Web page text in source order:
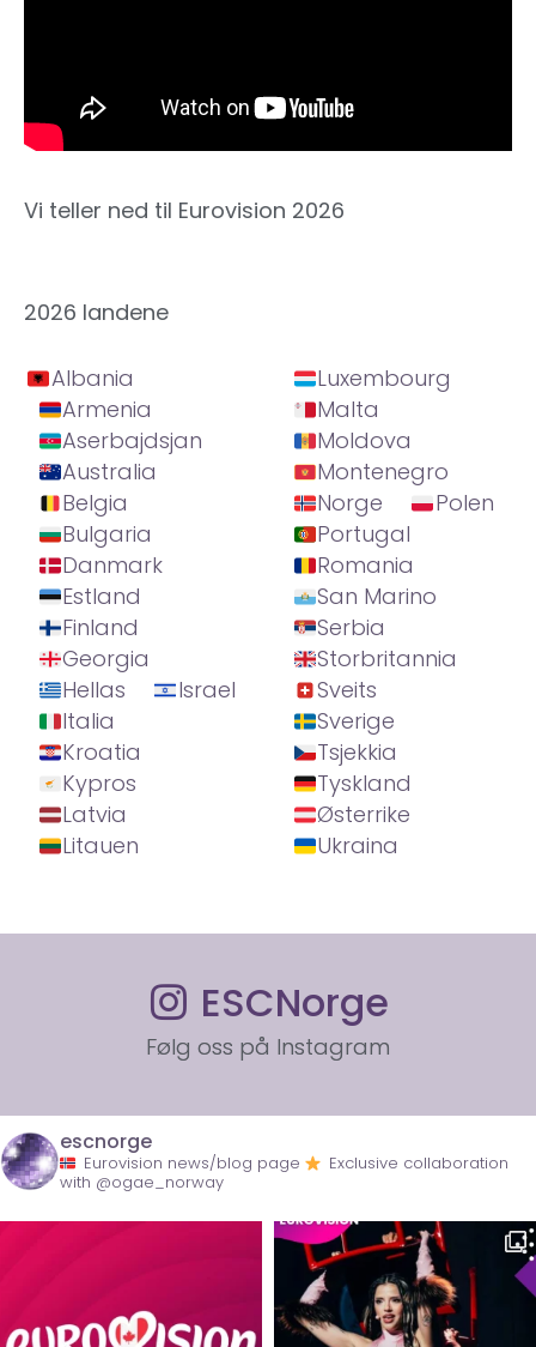
Vi teller ned til Eurovision 2026
2026 landene
Albania
Armenia
Aserbajdsjan
Australia
Belgia
Bulgaria
Danmark
Estland
Finland
Georgia
Hellas
Israel
Italia
Kroatia
Kypros
Latvia
Litauen
Luxembourg
Malta
Moldova
Montenegro
Norge
Polen
Portugal
Romania
San Marino
Serbia
Storbritannia
Sveits
Sverige
Tsjekkia
Tyskland
Østerrike
Ukraina
ESCNorge
Følg oss på Instagram
escnorge
Eurovision news/blog page
Exclusive collaboration
with @ogae_norway